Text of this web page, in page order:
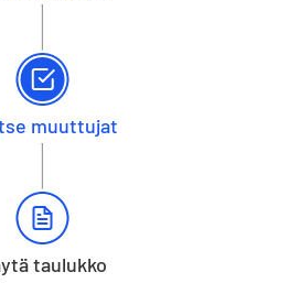
muuttujat
taulukko